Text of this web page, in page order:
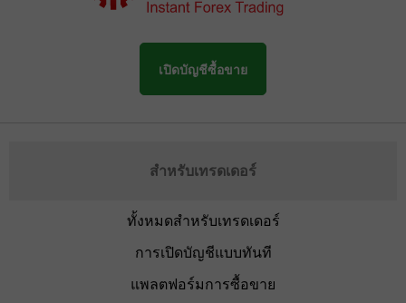
เปิดบัญชีซื้อขาย
สำหรับเทรดเดอร์
ทั้งหมดสำหรับเทรดเดอร์
การเปิดบัญชีแบบทันที
แพลตฟอร์มการซื้อขาย